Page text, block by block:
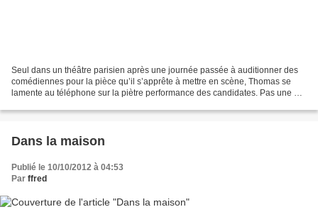
Seul dans un théâtre parisien après une journée passée à auditionner des
comédiennes pour la pièce qu’il s’apprête à mettre en scène, Thomas se
lamente au téléphone sur la piètre performance des candidates. Pas une n’a
Dans la maison
Publié le 10/10/2012 à 04:53
Par ffred